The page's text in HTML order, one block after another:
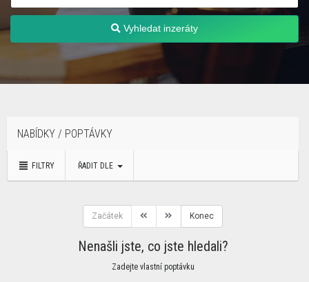
Vyhledat inzeráty
NABÍDKY / POPTÁVKY
FILTRY ŘADIT DLE
Začátek Konec
Nenašli jste, co jste hledali?
Zadejte vlastní poptávku